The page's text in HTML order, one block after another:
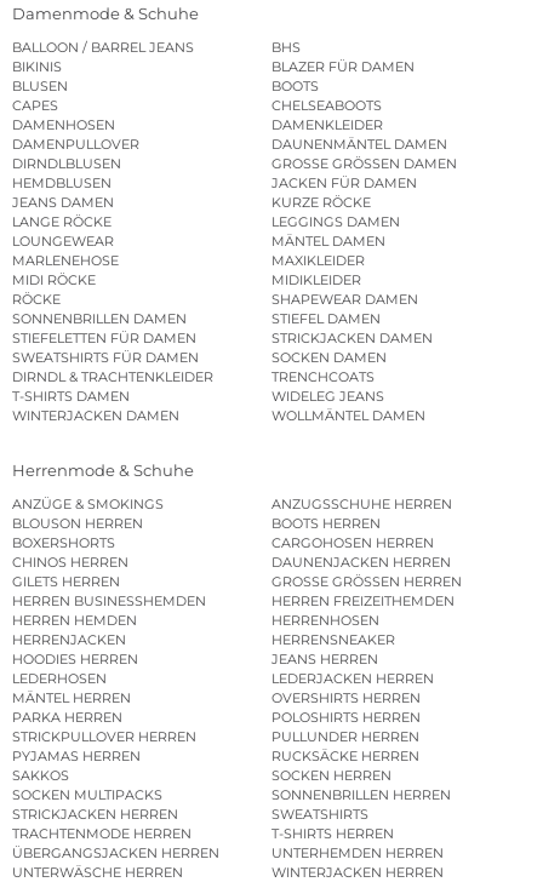
Damenmode & Schuhe
BALLOON / BARREL JEANS
BHS
BIKINIS
BLAZER FÜR DAMEN
BLUSEN
BOOTS
CAPES
CHELSEABOOTS
DAMENHOSEN
DAMENKLEIDER
DAMENPULLOVER
DAUNENMÄNTEL DAMEN
DIRNDLBLUSEN
GROSSE GRÖSSEN DAMEN
HEMDBLUSEN
JACKEN FÜR DAMEN
JEANS DAMEN
KURZE RÖCKE
LANGE RÖCKE
LEGGINGS DAMEN
LOUNGEWEAR
MÄNTEL DAMEN
MARLENEHOSE
MAXIKLEIDER
MIDI RÖCKE
MIDIKLEIDER
RÖCKE
SHAPEWEAR DAMEN
SONNENBRILLEN DAMEN
STIEFEL DAMEN
STIEFELETTEN FÜR DAMEN
STRICKJACKEN DAMEN
SWEATSHIRTS FÜR DAMEN
SOCKEN DAMEN
DIRNDL & TRACHTENKLEIDER
TRENCHCOATS
T-SHIRTS DAMEN
WIDELEG JEANS
WINTERJACKEN DAMEN
WOLLMÄNTEL DAMEN
Herrenmode & Schuhe
ANZÜGE & SMOKINGS
ANZUGSSCHUHE HERREN
BLOUSON HERREN
BOOTS HERREN
BOXERSHORTS
CARGOHOSEN HERREN
CHINOS HERREN
DAUNENJACKEN HERREN
GILETS HERREN
GROSSE GRÖSSEN HERREN
HERREN BUSINESSHEMDEN
HERREN FREIZEITHEMDEN
HERREN HEMDEN
HERRENHOSEN
HERRENJACKEN
HERRENSNEAKER
HOODIES HERREN
JEANS HERREN
LEDERHOSEN
LEDERJACKEN HERREN
MÄNTEL HERREN
OVERSHIRTS HERREN
PARKA HERREN
POLOSHIRTS HERREN
STRICKPULLOVER HERREN
PULLUNDER HERREN
PYJAMAS HERREN
RUCKSÄCKE HERREN
SAKKOS
SOCKEN HERREN
SOCKEN MULTIPACKS
SONNENBRILLEN HERREN
STRICKJACKEN HERREN
SWEATSHIRTS
TRACHTENMODE HERREN
T-SHIRTS HERREN
ÜBERGANGSJACKEN HERREN
UNTERHEMDEN HERREN
UNTERWÄSCHE HERREN
WINTERJACKEN HERREN